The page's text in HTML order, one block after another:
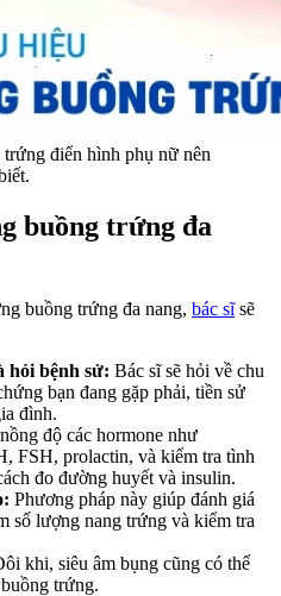
điển hình phụ nữ nên
buồng trứng đa
buồng trứng đa nang, bác sĩsẽ
hỏi bệnh sử: Bác sĩ sẽ hỏi về chu
bạn đang gặp phải, tiền sử
đình.
độ các hormone như
FSH, prolactin, và kiểm tra tình
đo đường huyết và insulin.
Phương pháp này giúp đánh giá
số lượng nang trứng và kiểm tra
khi, siêu âm bụng cũng có thể
trứng.